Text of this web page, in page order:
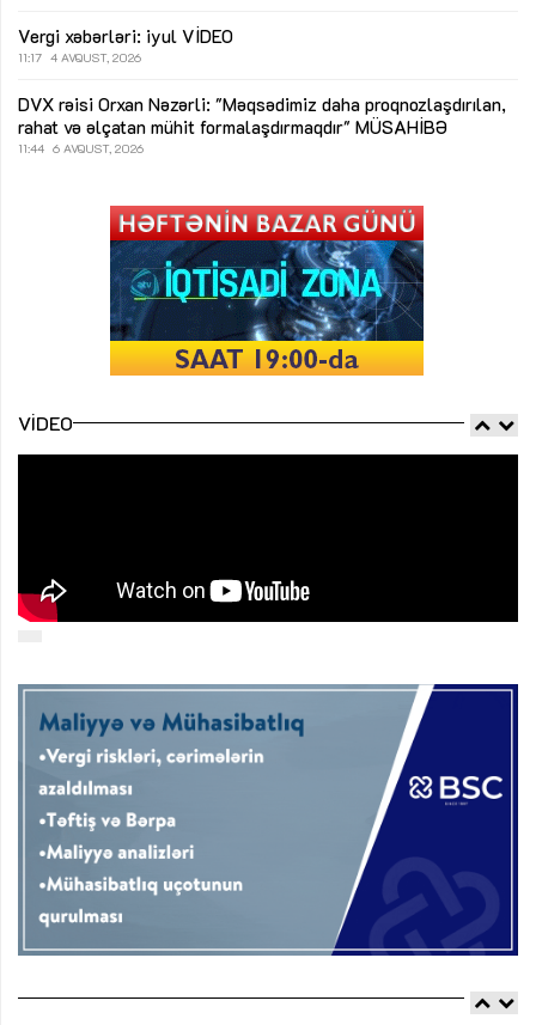
Vergi xəbərləri: iyul VİDEO
11:17 4 AVQUST, 2026
DVX rəisi Orxan Nəzərli: "Məqsədimiz daha proqnozlaşdırılan,
rahat və əlçatan mühit formalaşdırmaqdır" MÜSAHİBƏ
11:44 6 AVQUST, 2026
VIDEO